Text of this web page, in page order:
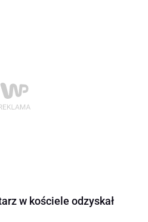
w kościele odzyskał